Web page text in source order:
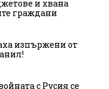
и хвана
граждани
изпържени от
с Русия се